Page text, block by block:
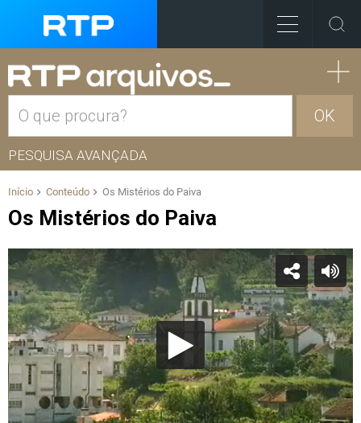
OK
PESQUISA AVANÇADA
Início Conteúdo Os Mistérios do Paiva
Os Mistérios do Paiva